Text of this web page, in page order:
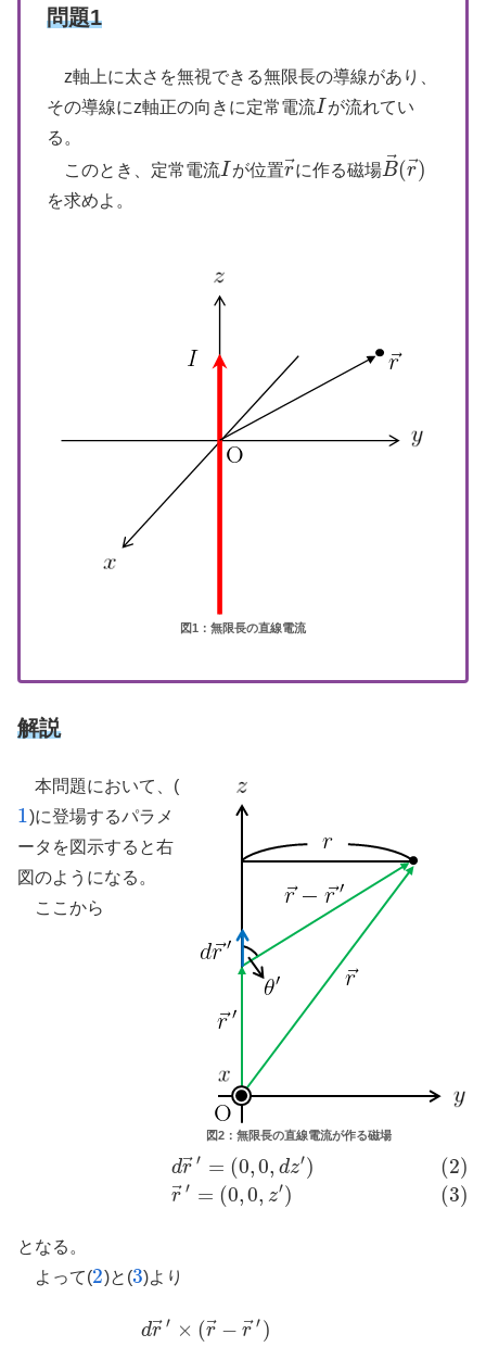
問題1
z軸上に太さを無視できる無限長の導線があり、
その導線にz軸正の向きに定常電流I
I が流れてい
る。
このとき、定常電流I
I が位置r⃗
r→に作る磁場B⃗(r⃗
)
B→( r→
を求めよ。
図1：無限長の直線電流
解説
図2：無限長の直線電流が作る磁場
本問題において、(
1
1)に登場するパラメ
ータを図示すると右
図のようになる。
ここから
dr ⃗′ = (0,0, dz′)
r ⃗′ = (0,0, z′)
(2)
(3)
→′=(0 ,0, dz′) (3) →′=(
となる。
よって(2
2)と(3
3)より
dr ⃗′ × (r ⃗− r⃗′)
=(0,0 dz )×( x,y ,z−z